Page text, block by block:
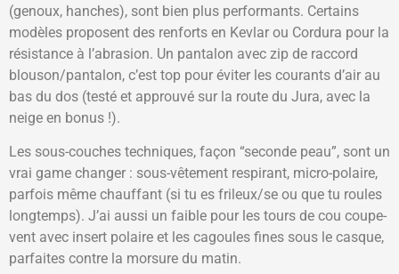
(genoux, hanches), sont bien plus performants. Certains
modèles proposent des renforts en Kevlar ou Cordura pour la
résistance à l’abrasion. Un pantalon avec zip de raccord
blouson/pantalon, c’est top pour éviter les courants d’air au
bas du dos (testé et approuvé sur la route du Jura, avec la
neige en bonus !).
Les sous-couches techniques, façon “seconde peau”, sont un
vrai game changer : sous-vêtement respirant, micro-polaire,
parfois même chauffant (si tu es frileux/se ou que tu roules
longtemps). J’ai aussi un faible pour les tours de cou coupe-
vent avec insert polaire et les cagoules fines sous le casque,
parfaites contre la morsure du matin.